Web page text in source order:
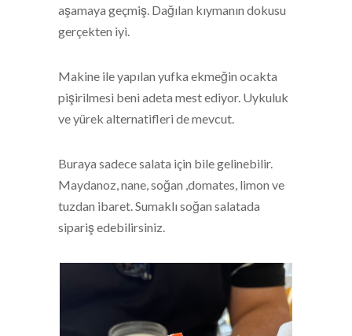
aşamaya geçmiş. Dağılan kıymanın dokusu
gerçekten iyi.
Makine ile yapılan yufka ekmeğin ocakta
pişirilmesi beni adeta mest ediyor. Uykuluk
ve yürek alternatifleri de mevcut.
Buraya sadece salata için bile gelinebilir.
Maydanoz, nane, soğan ,domates, limon ve
tuzdan ibaret. Sumaklı soğan salatada
sipariş edebilirsiniz.